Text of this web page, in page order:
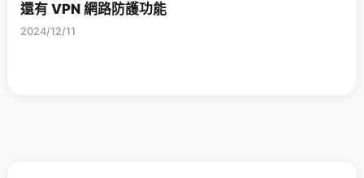
還有 VPN 網路防護功能
2024/12/11